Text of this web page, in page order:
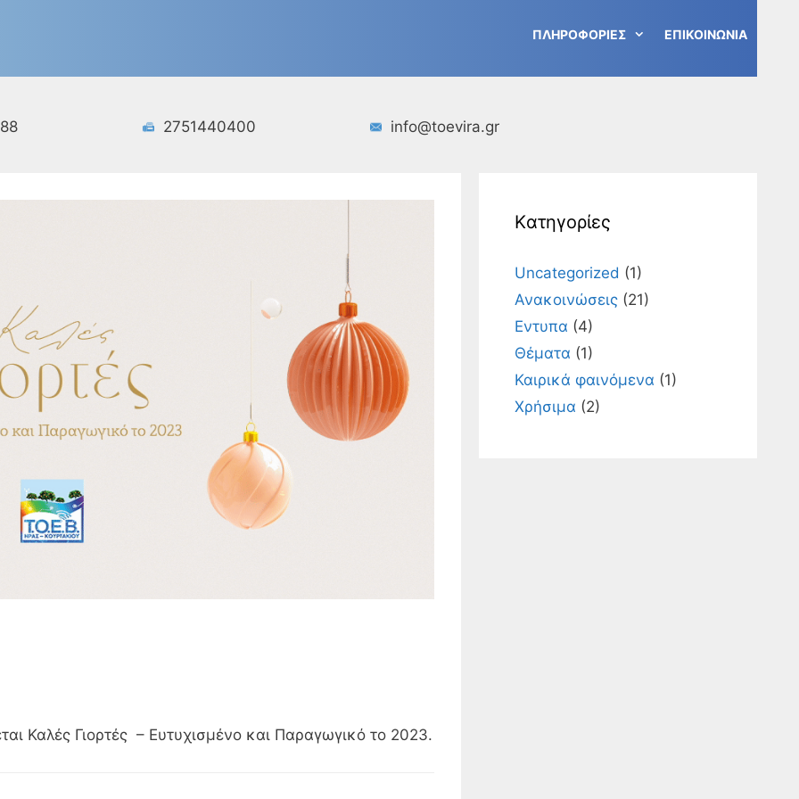
ΠΛΗΡΟΦΟΡΙΕΣ ΕΠΙΚΟΙΝΩΝΙΑ
2751440400 info@toevira.gr
Καλές Γιορτές – Ευτυχισμένο και Παραγωγικό το 2023.
Kατηγορίες
Uncategorized (1)
Ανακοινώσεις(21)
Εντυπα (4)
Θέματα (1)
Καιρικά φαινόμενα (1)
Χρήσιμα (2)